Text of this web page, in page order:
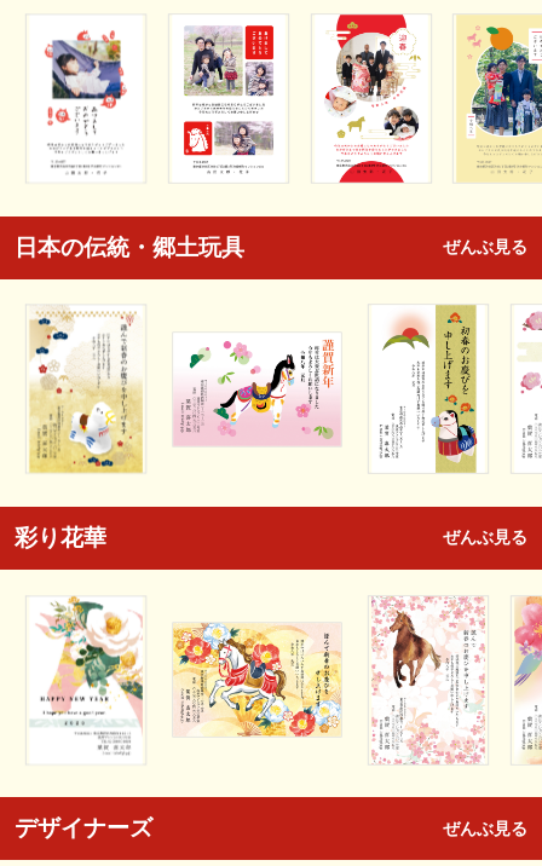
日本の伝統・郷土玩具 ぜんぶ見る
彩り花華 ぜんぶ見る
デザイナーズ ぜんぶ見る